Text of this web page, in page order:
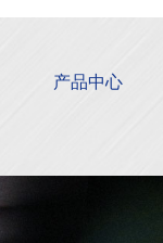
产品中心